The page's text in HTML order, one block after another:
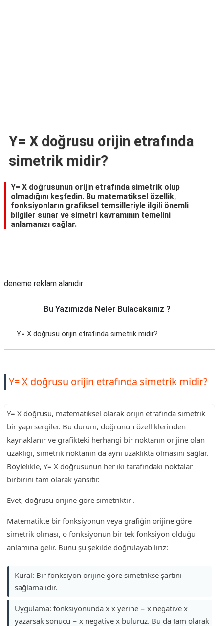
Y= X doğrusu orijin etrafında
simetrik midir?
Y= X doğrusunun orijin etrafında simetrik olup
olmadığını keşfedin. Bu matematiksel özellik,
fonksiyonların grafiksel temsilleriyle ilgili önemli
bilgiler sunar ve simetri kavramının temelini
anlamanızı sağlar.
deneme reklam alanıdır
Bu Yazımızda Neler Bulacaksınız ?
Y= X doğrusu orijin etrafında simetrik midir?
Y= X doğrusu orijin etrafında simetrik midir?
Y= X doğrusu, matematiksel olarak orijin etrafında simetrik
bir yapı sergiler. Bu durum, doğrunun özelliklerinden
kaynaklanır ve grafikteki herhangi bir noktanın orijine olan
uzaklığı, simetrik noktanın da aynı uzaklıkta olmasını sağlar.
Böylelikle, Y= X doğrusunun her iki tarafındaki noktalar
birbirini tam olarak yansıtır.
Evet, doğrusu orijine göre simetriktir .
Matematikte bir fonksiyonun veya grafiğin orijine göre
simetrik olması, o fonksiyonun bir tek fonksiyon olduğu
anlamına gelir. Bunu şu şekilde doğrulayabiliriz:
Kural: Bir fonksiyon orijine göre simetrikse şartını
sağlamalıdır.
Uygulama: fonksiyonunda x x yerine − x negative x
yazarsak sonucu − x negative x buluruz. Bu da tam olarak